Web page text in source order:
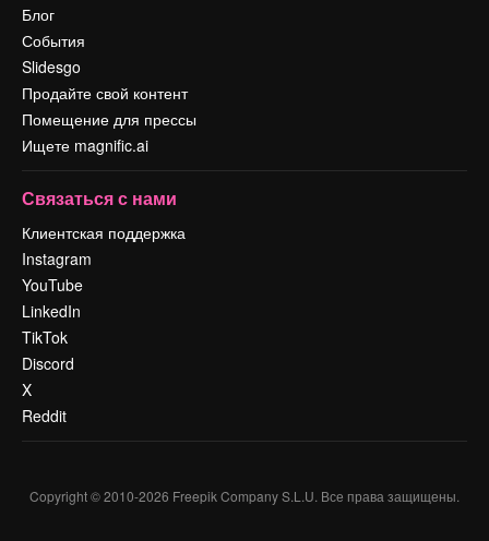
Блог
События
Slidesgo
Продайте свой контент
Помещение для прессы
Ищете magnific.ai
Связаться с нами
Клиентская поддержка
Instagram
YouTube
LinkedIn
TikTok
Discord
X
Reddit
Copyright © 2010-2026 Freepik Company S.L.U. Все права защищены.